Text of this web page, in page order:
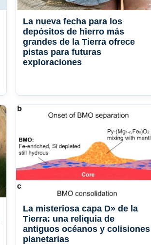
La nueva fecha para los
depósitos de hierro más
grandes de la Tierra ofrece
pistas para futuras
exploraciones
La misteriosa capa D» de la
Tierra: una reliquia de
antiguos océanos y colisiones
planetarias